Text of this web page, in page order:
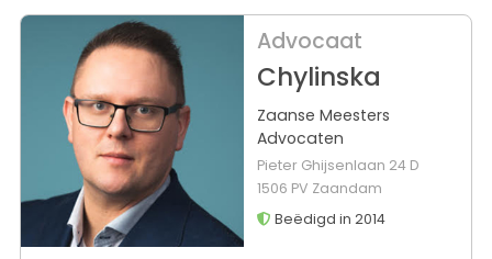
Advocaat
Chylinska
Zaanse Meesters
Advocaten
Pieter Ghijsenlaan 24 D
1506 PV Zaandam
Beëdigd in 2014